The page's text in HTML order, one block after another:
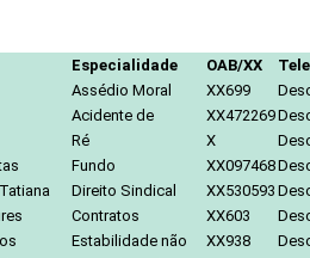
Especialidade OAB/XX
Assédio Moral XX699
Acidente de XX472269
Ré X
Fundo XX097468
Direito Sindical XX530593
Contratos XX603
Estabilidade não XX938